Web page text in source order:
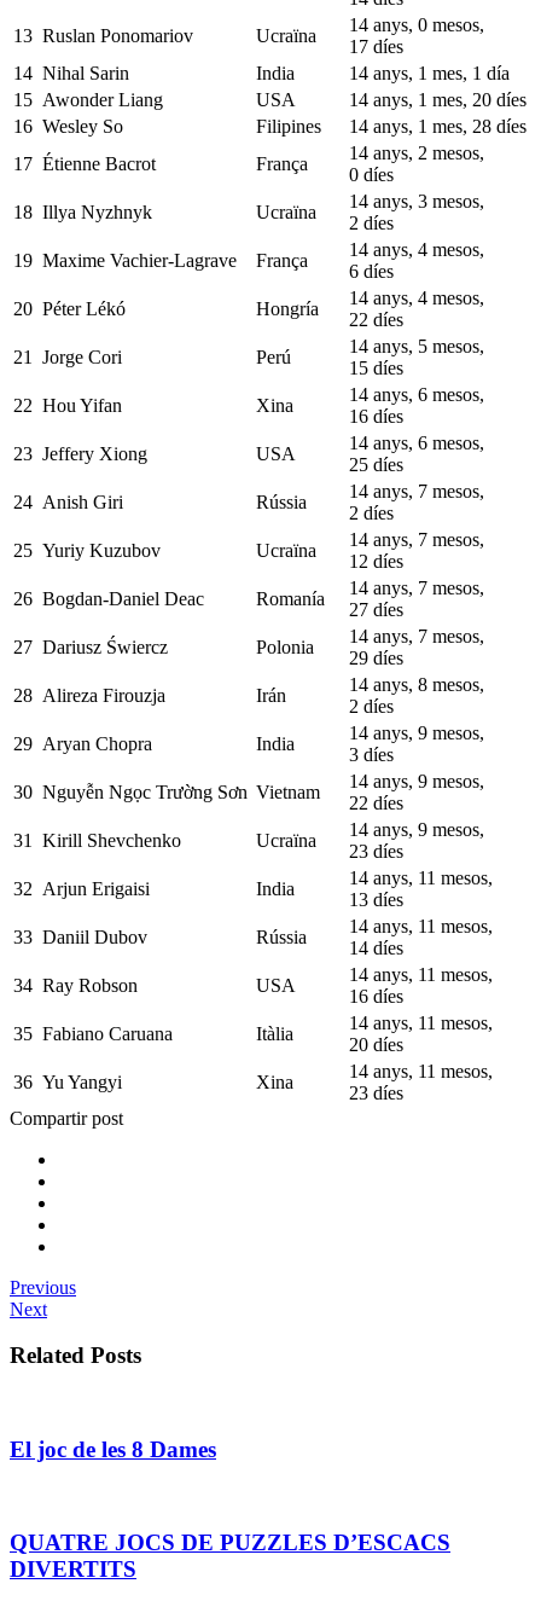
13 Ruslan Ponomariov Ucraïna
14 anys, 0 mesos,
17 díes
14 Nihal Sarin India
14 anys, 1 mes, 1 día
15 Awonder Liang USA
14 anys, 1 mes, 20 díes
16 Wesley So Filipines
14 anys, 1 mes, 28 díes
17 Étienne Bacrot França
14 anys, 2 mesos,
0 díes
18 Illya Nyzhnyk Ucraïna
14 anys, 3 mesos,
2 díes
19 Maxime Vachier-Lagrave França
14 anys, 4 mesos,
6 díes
20 Péter Lékó Hongría
14 anys, 4 mesos,
22 díes
21
Jorge Cori Perú
14 anys, 5 mesos,
15 díes
22 Hou Yifan Xina
14 anys, 6 mesos,
16 díes
23 Jeffery Xiong USA
14 anys, 6 mesos,
25 díes
24 Anish Giri Rússia
14 anys, 7 mesos,
2 díes
25 Yuriy Kuzubov Ucraïna
14 anys, 7 mesos,
12 díes
26 Bogdan-Daniel Deac Romanía
14 anys, 7 mesos,
27 díes
27 Dariusz Świercz Polonia
14 anys, 7 mesos,
29 díes
28 Alireza Firouzja Irán
14 anys, 8 mesos,
2 díes
29 Aryan Chopra India
14 anys, 9 mesos,
3 díes
30 Nguyễn Ngọc Trường Sơn Vietnam
14 anys, 9 mesos,
22 díes
31
Kirill Shevchenko Ucraïna
14 anys, 9 mesos,
23 díes
32 Arjun Erigaisi India
14 anys, 11 mesos,
13 díes
33 Daniil Dubov Rússia
14 anys, 11 mesos,
14 díes
34 Ray Robson USA
14 anys, 11 mesos,
16 díes
35 Fabiano Caruana Itàlia
14 anys, 11 mesos,
20 díes
36 Yu Yangyi Xina
14 anys, 11 mesos,
23 díes
Compartir post
Previous
Next
Related Posts
El joc de les 8 Dames
QUATRE JOCS DE PUZZLES D’ESCACS
DIVERTITS